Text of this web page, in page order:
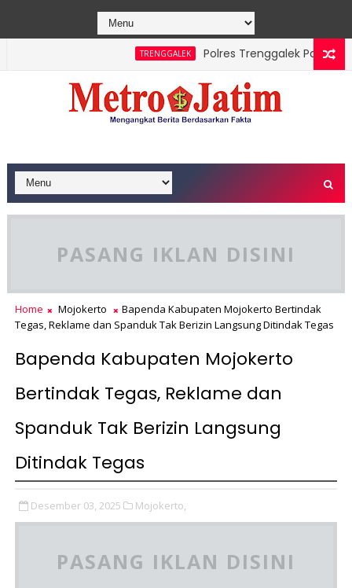
TRENGGALEK
Polres Trenggalek Padukan
Dipadamkan, Masyarakat Diimbau Hentikan Praktik
PASANG IKLAN DISINI
Home Mojokerto
Bapenda Kabupaten Mojokerto Bertindak
Tegas, Reklame dan Spanduk Tak Berizin Langsung Ditindak Tegas
Bapenda Kabupaten Mojokerto
Bertindak Tegas, Reklame dan
Spanduk Tak Berizin Langsung
Ditindak Tegas
Desember 03, 2025 Mojokerto,
PASANG IKLAN DISINI